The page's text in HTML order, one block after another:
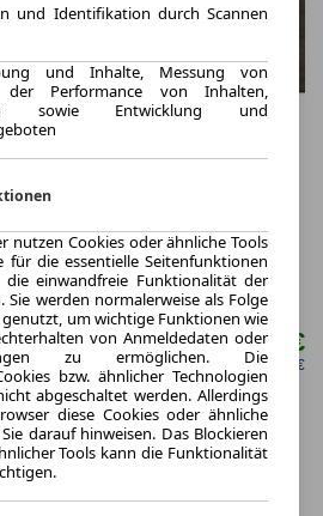
Cargo "Pure"
(Velbert)
ab mtl.439,11 €
netto mtl. 368,91 €
60 Monate
Laufzeit
ca. 140 kW (190 PS)
Leistung
und Identifikation durch Scannen
und Inhalte, Messung von
der Performance von Inhalten,
sowie Entwicklung und
nutzen Cookies oder ähnliche Tools
für die essentielle Seitenfunktionen
einwandfreie Funktionalität der
Sie werden normalerweise als Folge
um wichtige Funktionen wie
von Anmeldedaten oder
zu ermöglichen. Die
bzw. ähnlicher Technologien
abgeschaltet werden. Allerdings
diese Cookies oder ähnliche
darauf hinweisen. Das Blockieren
Tools kann die Funktionalität